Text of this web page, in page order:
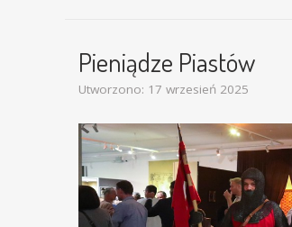
Pieniądze Piastów
Utworzono: 17 wrzesień 2025